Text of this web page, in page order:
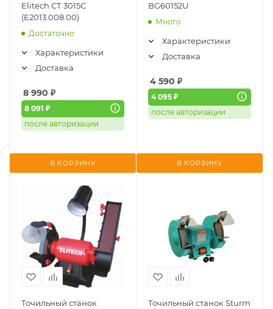
Elitech СТ 3015С
(E2013.008.00)
Достаточно
Характеристики
Доставка
8 990 ₽
8 091 ₽
после авторизации
В КОРЗИНУ
BG60152U
Много
Характеристики
Доставка
4 590 ₽
4 095 ₽
после авторизации
В КОРЗИНУ
Точильный станок
Точильный станок Sturm